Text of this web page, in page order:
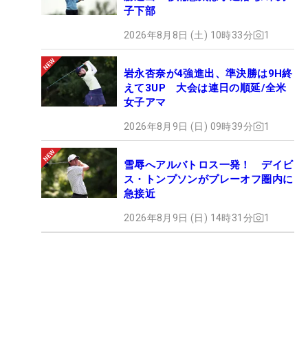
子下部
2026年8月8日 (土) 10時33分 1
岩永杏奈が4強進出、準決勝は9H終
えて3UP 大会は連日の順延/全米
女子アマ
2026年8月9日 (日) 09時39分 1
雪辱へアルバトロス一発！ デイビ
ス・トンプソンがプレーオフ圏内に
急接近
2026年8月9日 (日) 14時31分 1